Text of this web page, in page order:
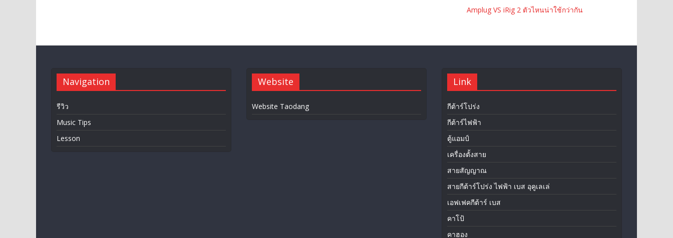
Amplug VS iRig 2 ตัวไหนน่าใช้กว่ากัน
Navigation
รีวิว
Music Tips
Lesson
Website
Website Taodang
Link
กีต้าร์โปร่ง
กีต้าร์ไฟฟ้า
ตู้แอมป์
เครื่องตั้งสาย
สายสัญญาณ
สายกีต้าร์โปร่ง ไฟฟ้า เบส อุคูเลเล่
เอฟเฟคกีต้าร์ เบส
คาโป้
คาฮอง